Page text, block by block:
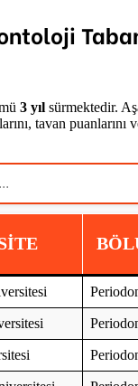
3 yıl sürmektedir.
tavan puanlarını